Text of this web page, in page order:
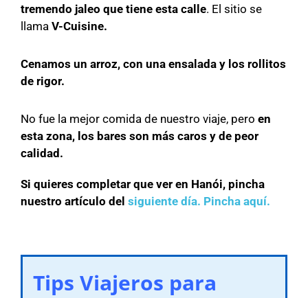
tremendo jaleo que tiene esta calle. El sitio se
llama V-Cuisine.
Cenamos un arroz, con una ensalada y los rollitos
de rigor.
No fue la mejor comida de nuestro viaje, pero en
esta zona, los bares son más caros y de peor
calidad.
Si quieres completar que ver en Hanói, pincha
nuestro artículo del siguiente día. Pincha aquí.
Tips Viajeros para